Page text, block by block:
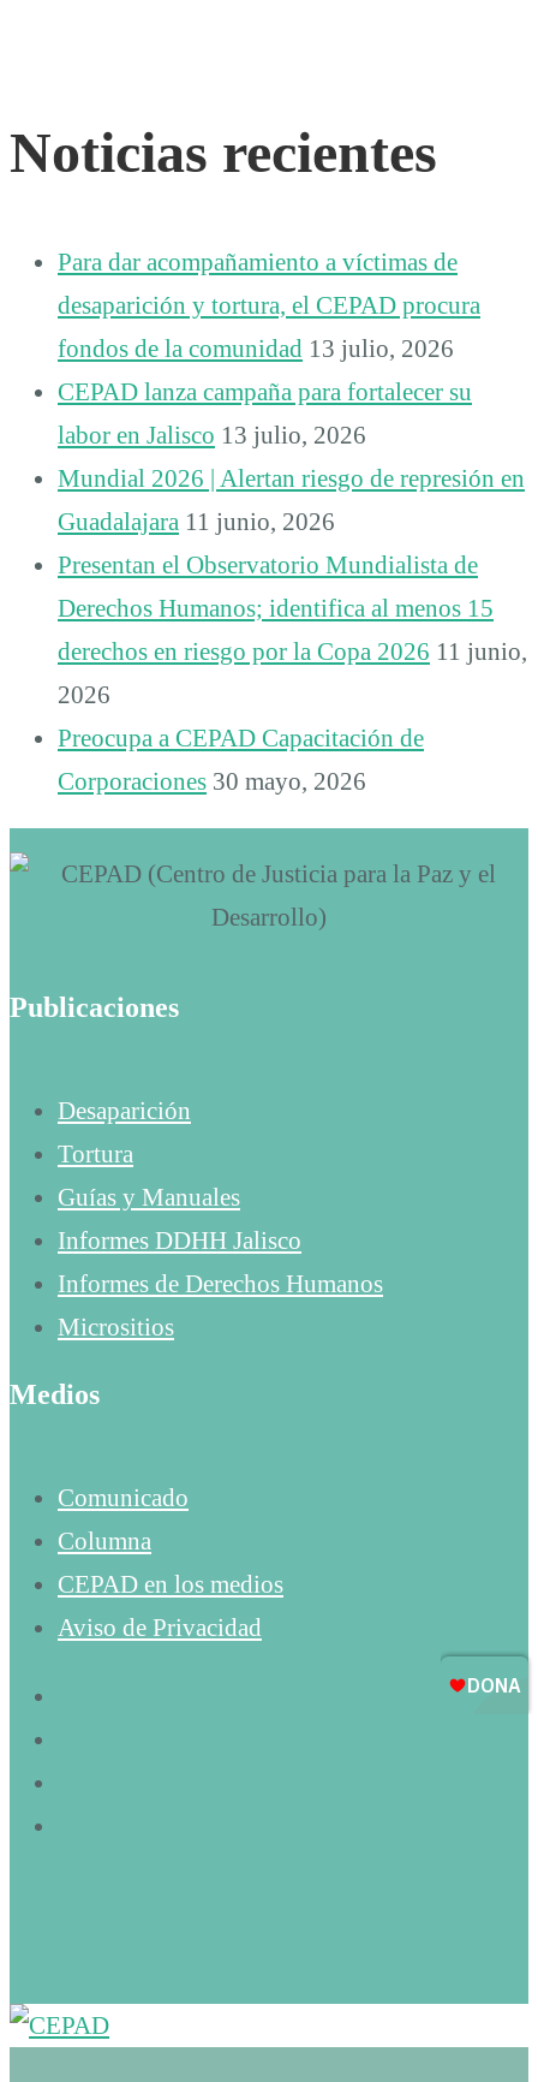
Noticias recientes
Para dar acompañamiento a víctimas de
desaparición y tortura, el CEPAD procura
fondos de la comunidad 13 julio, 2026
CEPAD lanza campaña para fortalecer su
labor en Jalisco 13 julio, 2026
Mundial 2026 | Alertan riesgo de represión en
Guadalajara 11 junio, 2026
Presentan el Observatorio Mundialista de
Derechos Humanos; identifica al menos 15
derechos en riesgo por la Copa 2026 11 junio,
2026
Preocupa a CEPAD Capacitación de
Corporaciones 30 mayo, 2026
Publicaciones
Desaparición
Tortura
Guías y Manuales
Informes DDHH Jalisco
Informes de Derechos Humanos
Micrositios
Medios
Comunicado
Columna
CEPAD en los medios
Aviso de Privacidad